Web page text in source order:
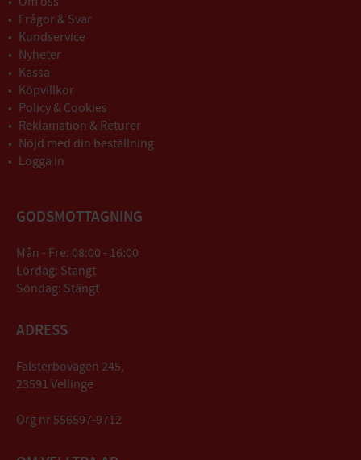
Frågor & Svar
Kundservice
Nyheter
Kassa
Köpvillkor
Policy & Cookies
Reklamation & Returer
Nöjd med din beställning
Logga in
GODSMOTTAGNING
Mån - Fre: 08:00 - 16:00
Lördag: Stängt
Söndag: Stängt
ADRESS
Falsterbovägen 245,
23591 Vellinge
Org nr 556597-9712